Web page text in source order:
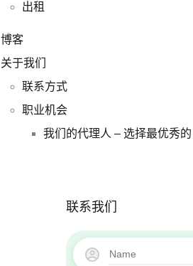
我们的
出租
博客
关于我们
联系方式
职业机会
我们的代理人 – 选择最优秀
联系我们